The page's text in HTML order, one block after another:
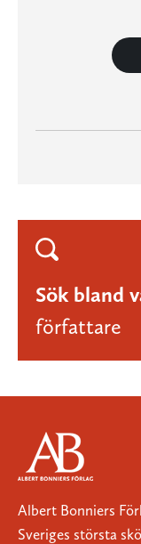
Sök bland
författare
Albert Bonniers
Sveriges största